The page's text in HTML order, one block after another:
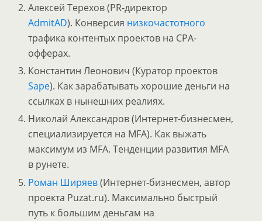
Алексей Терехов (PR-директор
AdmitAD). Конверсия низкочастотного
трафика контентых проектов на CPA-
офферах.
Константин Леонович (Куратор проектов
Sape). Как зарабатывать хорошие деньги на
ссылках в нынешних реалиях.
Николай Александров (Интернет-бизнесмен,
специализируется на MFA). Как выжать
максимум из MFA. Тенденции развития MFA
в рунете.
Роман Ширяев(Интернет-бизнесмен, автор
проекта Puzat.ru). Максимально быстрый
путь к большим деньгам на